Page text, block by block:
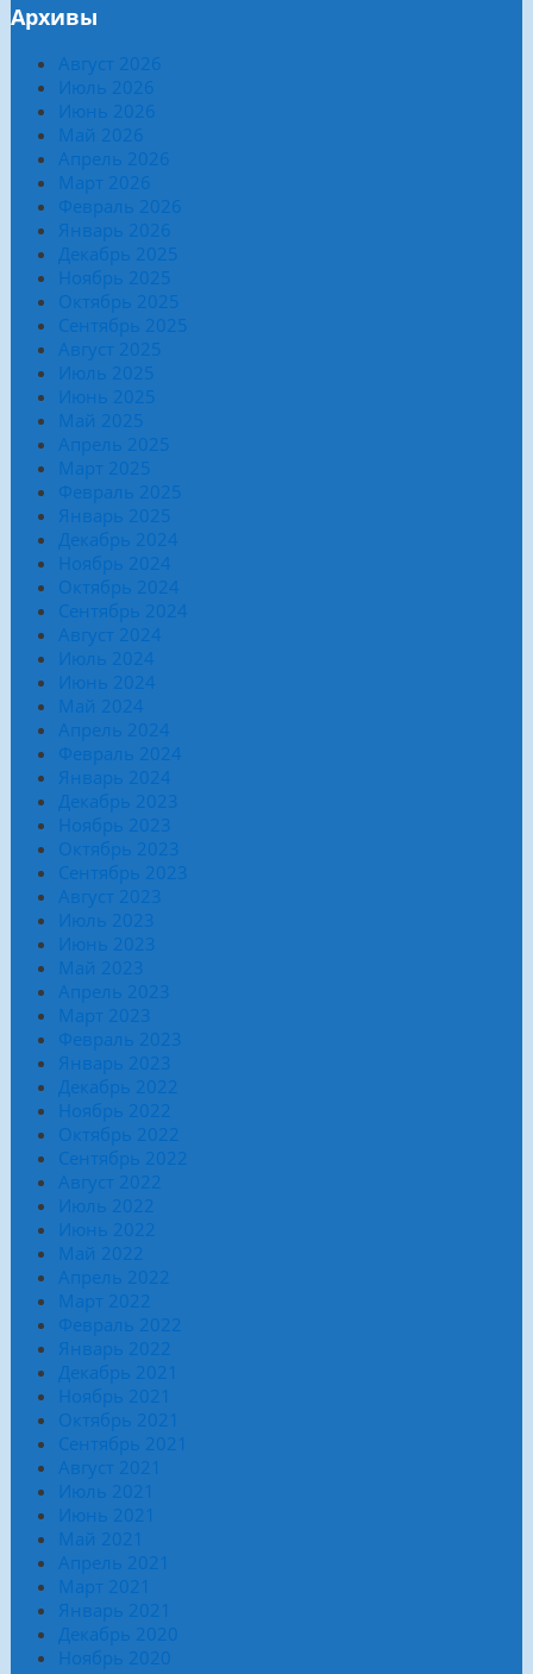
Архивы
Август 2026
Июль 2026
Июнь 2026
Май 2026
Апрель 2026
Март 2026
Февраль 2026
Январь 2026
Декабрь 2025
Ноябрь 2025
Октябрь 2025
Сентябрь 2025
Август 2025
Июль 2025
Июнь 2025
Май 2025
Апрель 2025
Март 2025
Февраль 2025
Январь 2025
Декабрь 2024
Ноябрь 2024
Октябрь 2024
Сентябрь 2024
Август 2024
Июль 2024
Июнь 2024
Май 2024
Апрель 2024
Февраль 2024
Январь 2024
Декабрь 2023
Ноябрь 2023
Октябрь 2023
Сентябрь 2023
Август 2023
Июль 2023
Июнь 2023
Май 2023
Апрель 2023
Март 2023
Февраль 2023
Январь 2023
Декабрь 2022
Ноябрь 2022
Октябрь 2022
Сентябрь 2022
Август 2022
Июль 2022
Июнь 2022
Май 2022
Апрель 2022
Март 2022
Февраль 2022
Январь 2022
Декабрь 2021
Ноябрь 2021
Октябрь 2021
Сентябрь 2021
Август 2021
Июль 2021
Июнь 2021
Май 2021
Апрель 2021
Март 2021
Январь 2021
Декабрь 2020
Ноябрь 2020